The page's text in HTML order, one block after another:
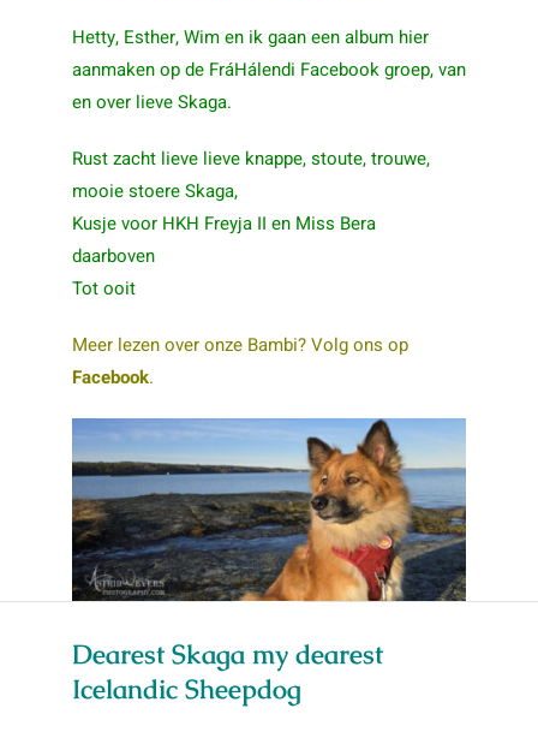
Hetty, Esther, Wim en ik gaan een album hier
aanmaken op de FráHálendi Facebook groep, van
en over lieve Skaga.
Rust zacht lieve lieve knappe, stoute, trouwe,
mooie stoere Skaga,
Kusje voor HKH Freyja II en Miss Bera
daarboven
Tot ooit
Meer lezen over onze Bambi? Volg ons op
Facebook.
Dearest Skaga my dearest
Icelandic Sheepdog